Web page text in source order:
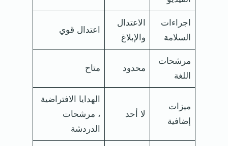
اجراءات
السلامة
الاعتدال
والإبلاغ
اعتدال قوي
مرشحات
اللغة
محدود متاح
ميزات
إضافية
لا أحد
الهدايا الافتراضية
، مرشحات
الدردشة